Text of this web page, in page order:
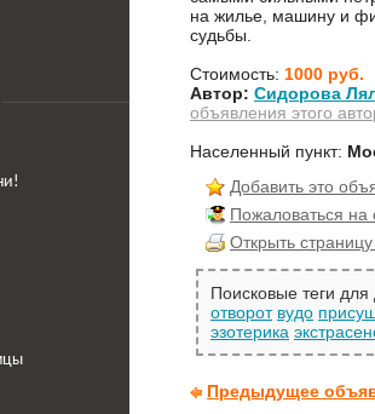
на жилье, машину и
судьбы.
Стоимость: 1000 руб.
Автор: Сидорова
объявления этого
Населенный пункт:
Добавить это
Пожаловаться
Открыть
Поисковые теги
отворот вудо
эзотерика
Предыдущее